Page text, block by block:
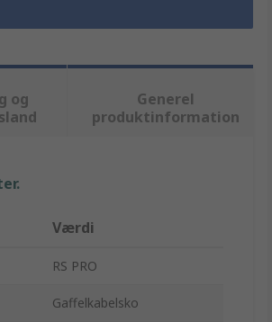
og
Generel
produktinformation
Værdi
RS PRO
Gaffelkabelsko